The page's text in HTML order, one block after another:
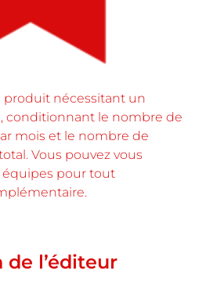
produit nécessitant un
conditionnant le nombre de
mois et le nombre de
Vous pouvez vous
équipes pour tout
l’éditeur